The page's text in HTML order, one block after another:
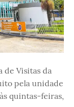
de Visitas da
pela unidade
quintas-feiras,